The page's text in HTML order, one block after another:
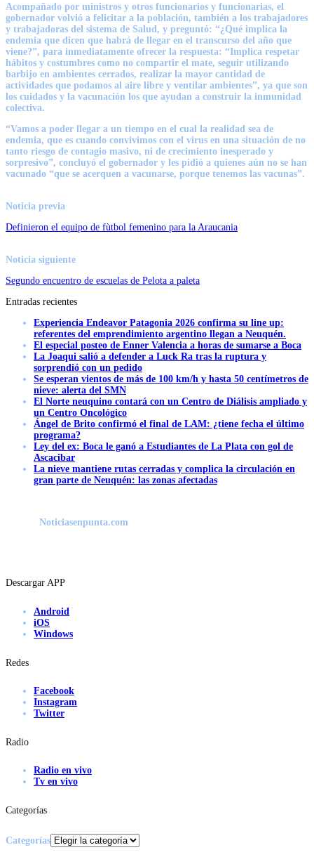
Acompañado por ministros y otros funcionarios y funcionarias, el
gobernador volvió a felicitar a la población, también a los trabajadores
y trabajadoras del sistema de Salud, y preguntó: “¿Qué implica la
endemia que dicen que habrá de llegar en el transcurso del año que
viene?”, para inmediatamente ofrecer la respuesta: “Implica respetar
hábitos y costumbres como no compartir el mate, seguir utilizando
barbijo en ambientes cerrados, realizar la mayor cantidad de
actividades que podamos al aire libre y ventilar ambientes”, ya que son
los cuidados y la vacunación los que ayudan a construir la inmunidad
colectiva.
“Vamos a poder llegar a un tiempo en el cual la realidad sea de
endemia, que es cuando convivimos con el virus en una situación de no
tanto riesgo de contagio masivo, ni de crecimiento inesperado y
sorpresivo”, concluyó el gobernador y les pidió a quienes aún no se han
vacunado “que se acerquen a vacunarse, porque tenemos las vacunas”.
Noticia previa
Definieron el equipo de fùtbol femenino para la Araucania
Noticia siguiente
Segundo encuentro de escuelas de Pelota a paleta
Entradas recientes
Experiencia Endeavor Patagonia 2026 confirma su line up:
referentes del emprendimiento argentino llegan a Neuquén.
El especial posteo de Enner Valencia a horas de sumarse a Boca
La Joaqui salió a defender a Luck Ra tras la ruptura y
sorprendió con un pedido
Se esperan vientos de más de 100 km/h y hasta 50 centímetros de
nieve: alerta del SMN
El Norte neuquino contará con un Centro de Diálisis ampliado y
un Centro Oncológico
Ángel de Brito confirmó el final de LAM: ¿tiene fecha el último
programa?
Ley del ex: Boca le ganó a Estudiantes de La Plata con gol de
Ascacibar
La nieve mantiene rutas cerradas y complica la circulación en
gran parte de Neuquén: las zonas afectadas
Noticiasenpunta.com
Descargar APP
Android
iOS
Windows
Redes
Facebook
Instagram
Twitter
Radio
Radio en vivo
Tv en vivo
Categorías
Categorías